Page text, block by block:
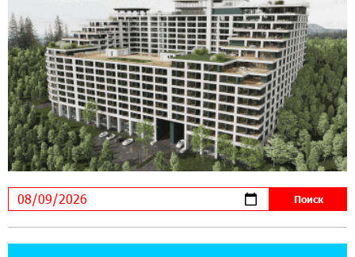
Ucom и FPWC обеспечат круглосуточный
мониторинг дикой природы в Гнишике с
помощью солнечной энергии
22:41:05 3-08-2026
Idram и IDBank - рядом со стартапами на
Seaside Startup Summit
10:12:55 3-08-2026
В мобильном приложении Юнибанка теперь
можно зарегистрироваться также с помощью